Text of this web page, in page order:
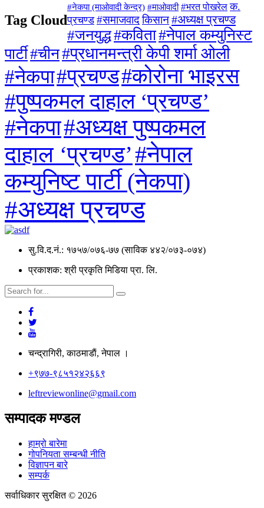
Tag Cloud
#नेकपा (माओवादी केन्द्र) #माओवादी #भरत पोखरेल क.
प्रचण्ड #समाजवादकिसान#अध्यक्ष प्रचण्ड
#जनयुद्ध#कविता#नेपाल कम्युनिस्ट
पार्टी#चीन#प्रधानमन्त्री केपी शर्मा ओली
#नेकपा#प्रचण्ड#कोरोना भाइरस
#पुष्पकमल दाहाल ‘प्रचण्ड’
#नेकपा#अध्यक्ष पुष्पकमल
दाहाल ‘प्रचण्ड’#नेपाल
कम्युनिष्ट पार्टी (नेकपा)
#अध्यक्ष प्रचण्ड
सु.वि.द.नं.: १७५७/०७६-७७ (साविक ४४२/०७३-०७४)
प्रकाशक: श्री प्रकृति मिडिया प्रा. लि.
चन्द्रागिरी, काठमाडाैं, नेपाल ।
+९७७-९८५१२४२६६९
leftreviewonline@gmail.com
सम्पादक मण्डल
हाम्रो बारेमा
गोपनियता सम्बन्धी नीति
विज्ञापन बारे
सम्पर्क
सर्वाधिकार सुरक्षित © 2026